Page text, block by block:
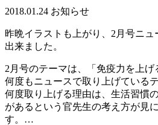
2018.01.24 お知らせ
昨晩イラストも上がり、2月号ニ
出来ました。
2月号のテーマは、「免疫力を上げ
何度もニュースで取り上げているテ
何度取り上げる理由は、生活習慣
があるという官先生の考え方が見
す。 …